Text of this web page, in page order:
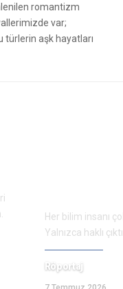
romantizm
var;
türlerin aşk hayatları
Her bilim insanı
Yalnızca haklı
Röportaj